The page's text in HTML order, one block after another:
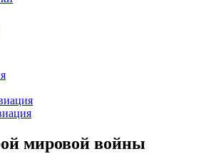
мировой войны